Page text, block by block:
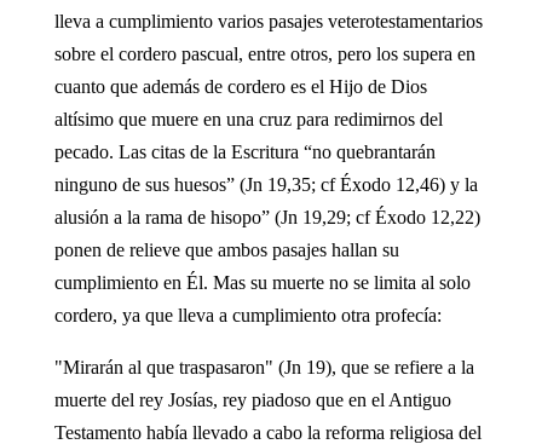
lleva a cumplimiento varios pasajes veterotestamentarios
sobre el cordero pascual, entre otros, pero los supera en
cuanto que además de cordero es el Hijo de Dios
altísimo que muere en una cruz para redimirnos del
pecado. Las citas de la Escritura “no quebrantarán
ninguno de sus huesos” (Jn 19,35; cf Éxodo 12,46) y la
alusión a la rama de hisopo” (Jn 19,29; cf Éxodo 12,22)
ponen de relieve que ambos pasajes hallan su
cumplimiento en Él. Mas su muerte no se limita al solo
cordero, ya que lleva a cumplimiento otra profecía:
"Mirarán al que traspasaron" (Jn 19), que se refiere a la
muerte del rey Josías, rey piadoso que en el Antiguo
Testamento había llevado a cabo la reforma religiosa del